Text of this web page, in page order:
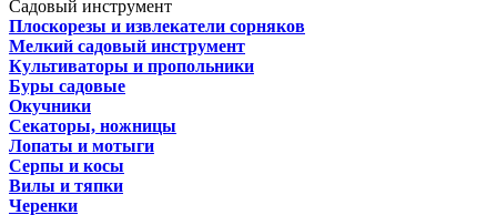
Садовый инструмент
Плоскорезы и извлекатели сорняков
Мелкий садовый инструмент
Культиваторы и пропольники
Буры садовые
Окучники
Секаторы, ножницы
Лопаты и мотыги
Серпы и косы
Вилы и тяпки
Черенки